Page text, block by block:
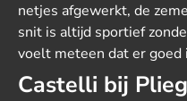
netjes afgewerkt, de
snit is altijd sportief
voelt meteen dat er goed
Castelli bij